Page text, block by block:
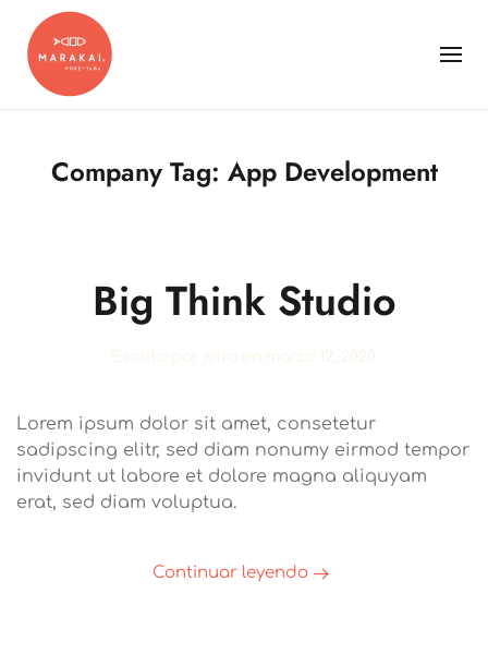
Company Tag: App Development
Big Think Studio
Escrito por jetro en marzo 12, 2020.
Lorem ipsum dolor sit amet, consetetur
sadipscing elitr, sed diam nonumy eirmod tempor
invidunt ut labore et dolore magna aliquyam
erat, sed diam voluptua.
Continuar leyendo